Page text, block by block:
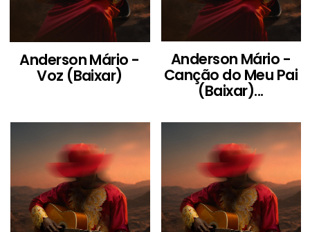
Anderson Mário -
Voz (Baixar)
Anderson Mário -
Canção do Meu Pai
(Baixar)...